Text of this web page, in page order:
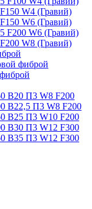
W4 (Гравий)
W6 (Гравий)
F200 W6 (Гравий)
W8 (Гравий)
фиброй
B20 П3 W8 F200
B22,5 П3 W8 F200
B25 П3 W10 F200
B30 П3 W12 F300
B35 П3 W12 F300